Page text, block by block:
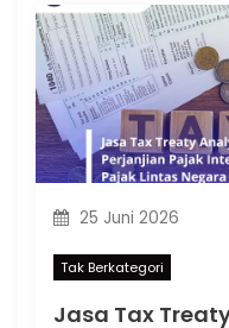
25 Juni 2026
Tak Berkategori